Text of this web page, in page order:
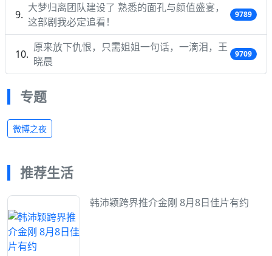
大梦归离团队建设了 熟悉的面孔与颜值盛宴，
这部剧我必定追看！
9789
原来放下仇恨，只需姐姐一句话，一滴泪，王
晓晨
9709
专题
微博之夜
推荐生活
韩沛颖跨界推介金刚 8月8日佳片有约